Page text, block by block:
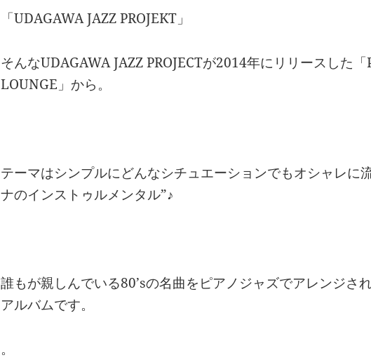
「UDAGAWA JAZZ PROJEKT」
そんなUDAGAWA JAZZ PROJECTが2014年にリリースした
LOUNGE」から。
テーマはシンプルにどんなシチュエーションでもオシャレに
ナのインストゥルメンタル”♪
誰もが親しんでいる80’sの名曲をピアノジャズでアレンジさ
アルバムです。
。